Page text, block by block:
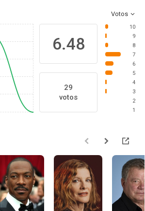
Votos
6.48
29
votos
10
9
8
7
6
5
4
3
2
1